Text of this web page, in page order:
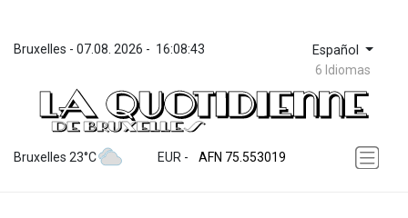
Bruxelles - 07.08. 2026 - 16:08:46 Español
6 Idiomas
Bruxelles 23°C EUR -
AED 4.236315
AED 4.236315
ALL 93.275221
AMD 422.35737